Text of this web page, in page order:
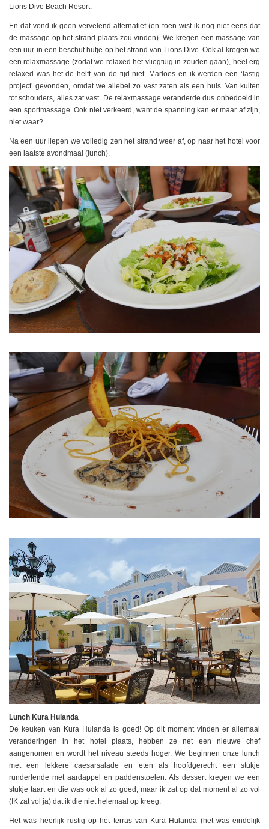
Lions Dive Beach Resort.
En dat vond ik geen vervelend alternatief (en toen wist ik nog niet eens dat
de massage op het strand plaats zou vinden). We kregen een massage van
een uur in een beschut hutje op het strand van Lions Dive. Ook al kregen we
een relaxmassage (zodat we relaxed het vliegtuig in zouden gaan), heel erg
relaxed was het de helft van de tijd niet. Marloes en ik werden een ‘lastig
project’ gevonden, omdat we allebei zo vast zaten als een huis. Van kuiten
tot schouders, alles zat vast. De relaxmassage veranderde dus onbedoeld in
een sportmassage. Ook niet verkeerd, want de spanning kan er maar af zijn,
niet waar?
Na een uur liepen we volledig zen het strand weer af, op naar het hotel voor
een laatste avondmaal (lunch).
Lunch Kura Hulanda
De keuken van Kura Hulanda is goed! Op dit moment vinden er allemaal
veranderingen in het hotel plaats, hebben ze net een nieuwe chef
aangenomen en wordt het niveau steeds hoger. We beginnen onze lunch
met een lekkere caesarsalade en eten als hoofdgerecht een stukje
runderlende met aardappel en paddenstoelen. Als dessert kregen we een
stukje taart en die was ook al zo goed, maar ik zat op dat moment al zo vol
(IK zat vol ja) dat ik die niet helemaal op kreeg.
Het was heerlijk rustig op het terras van Kura Hulanda (het was eindelijk